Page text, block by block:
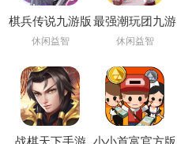
棋兵传说九游版
休闲益智
最强潮玩团九游
版
休闲益智